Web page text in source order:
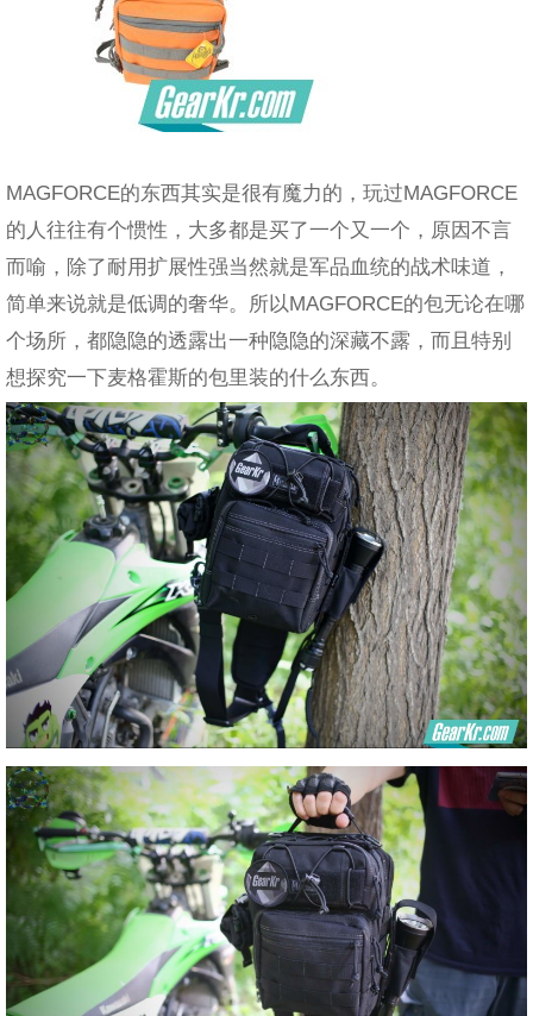
MAGFORCE的东西其实是很有魔力的，玩过MAGFORCE
的人往往有个惯性，大多都是买了一个又一个，原因不言
而喻，除了耐用扩展性强当然就是军品血统的战术味道，
简单来说就是低调的奢华。所以MAGFORCE的包无论在哪
个场所，都隐隐的透露出一种隐隐的深藏不露，而且特别
想探究一下麦格霍斯的包里装的什么东西。